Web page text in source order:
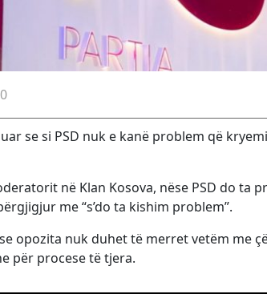
se si PSD nuk e kanë problem që
në Klan Kosova, nëse PSD do ta
me “s’do ta kishim problem”.
opozita nuk duhet të merret vetëm me
për procese të tjera.